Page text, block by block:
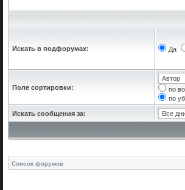
Искать в подфорумах: Да
Поле сортировки:
по
по
Искать сообщения за:
Список форумов